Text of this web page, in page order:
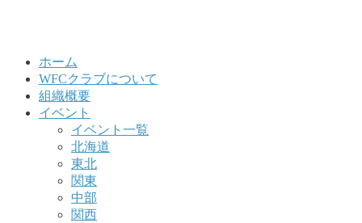
ホーム
WFCクラブについて
組織概要
イベント
イベント一覧
北海道
東北
関東
中部
関西